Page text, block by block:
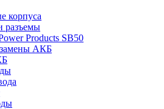
корпуса
разъемы
Products SB50
замены АКБ